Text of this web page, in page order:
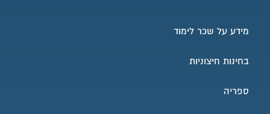
מידע על שכר לימוד
בחינות חיצוניות
ספריה